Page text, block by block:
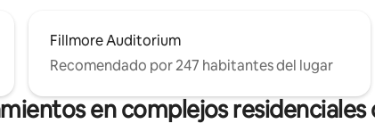
Fillmore Auditorium
Recomendado por 247 habitantes del lugar
en complejos residenciales